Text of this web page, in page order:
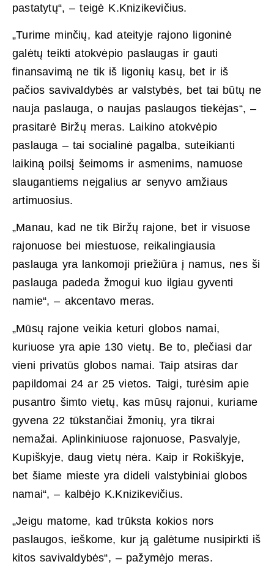
pastatytų“, – teigė K.Knizikevičius.
„Turime minčių, kad ateityje rajono ligoninė
galėtų teikti atokvėpio paslaugas ir gauti
finansavimą ne tik iš ligonių kasų, bet ir iš
pačios savivaldybės ar valstybės, bet tai būtų ne
nauja paslauga, o naujas paslaugos tiekėjas“, –
prasitarė Biržų meras. Laikino atokvėpio
paslauga – tai socialinė pagalba, suteikianti
laikiną poilsį šeimoms ir asmenims, namuose
slaugantiems neįgalius ar senyvo amžiaus
artimuosius.
„Manau, kad ne tik Biržų rajone, bet ir visuose
rajonuose bei miestuose, reikalingiausia
paslauga yra lankomoji priežiūra į namus, nes ši
paslauga padeda žmogui kuo ilgiau gyventi
namie“, – akcentavo meras.
„Mūsų rajone veikia keturi globos namai,
kuriuose yra apie 130 vietų. Be to, plečiasi dar
vieni privatūs globos namai. Taip atsiras dar
papildomai 24 ar 25 vietos. Taigi, turėsim apie
pusantro šimto vietų, kas mūsų rajonui, kuriame
gyvena 22 tūkstančiai žmonių, yra tikrai
nemažai. Aplinkiniuose rajonuose, Pasvalyje,
Kupiškyje, daug vietų nėra. Kaip ir Rokiškyje,
bet šiame mieste yra dideli valstybiniai globos
namai“, – kalbėjo K.Knizikevičius.
„Jeigu matome, kad trūksta kokios nors
paslaugos, ieškome, kur ją galėtume nusipirkti iš
kitos savivaldybės“, – pažymėjo meras.